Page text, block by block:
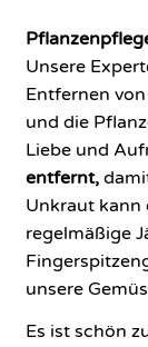
Unsere
Entfernen
und die
Liebe und
entfernt,
Unkraut kann
regelmäßige
unsere
Es ist schön